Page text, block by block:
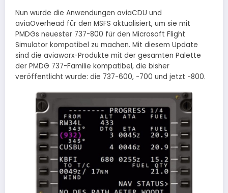
Nun wurde die Anwendungen aviaCDU und
aviaOverhead für den MSFS aktualisiert, um sie mit
PMDGs neuester 737-800 für den Microsoft Flight
Simulator kompatibel zu machen. Mit diesem Update
sind die aviaworx-Produkte mit der gesamten Palette
der PMDG 737-Familie kompatibel, die bisher
veröffentlicht wurde: die 737-600, -700 und jetzt -800.